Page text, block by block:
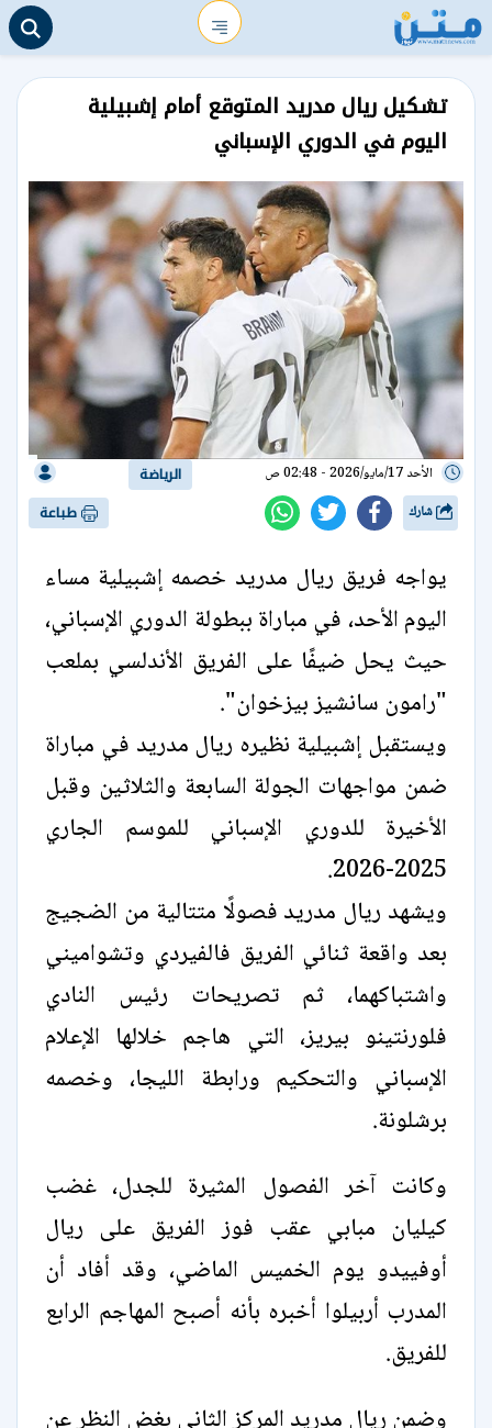
تشكيل ريال مدريد المتوقع أمام إشبيلية
اليوم في الدوري الإسباني
الأحد 17/مايو/2026 - 02:48 ص الرياضة
طباعة
يواجه فريق ريال مدريد خصمه إشبيلية مساء
اليوم الأحد، في مباراة ببطولة الدوري الإسباني،
حيث يحل ضيفًا على الفريق الأندلسي بملعب
"رامون سانشيز بيزخوان".
ويستقبل إشبيلية نظيره ريال مدريد في مباراة
ضمن مواجهات الجولة السابعة والثلاثين وقبل
الأخيرة للدوري الإسباني للموسم الجاري
2025-2026.
ويشهد ريال مدريد فصولًا متتالية من الضجيج
بعد واقعة ثنائي الفريق فالفيردي وتشواميني
واشتباكهما، ثم تصريحات رئيس النادي
فلورنتينو بيريز، التي هاجم خلالها الإعلام
الإسباني والتحكيم ورابطة الليجا، وخصمه
برشلونة.
وكانت آخر الفصول المثيرة للجدل، غضب
كيليان مبابي عقب فوز الفريق على ريال
أوفييدو يوم الخميس الماضي، وقد أفاد أن
المدرب أربيلوا أخبره بأنه أصبح المهاجم الرابع
للفريق.